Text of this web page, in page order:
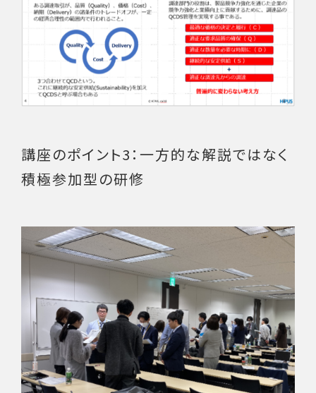
講座のポイント3：一方的な解説ではなく
積極参加型の研修